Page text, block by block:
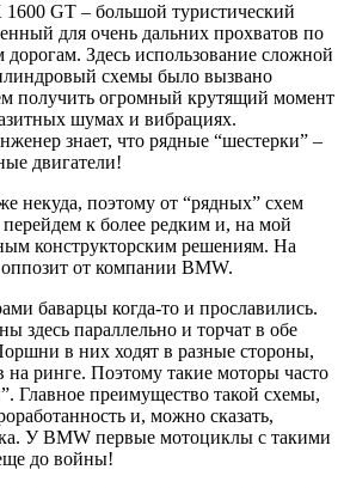
GT – большой туристический
для очень дальних прохватов по
Здесь использование сложной
схемы было вызвано
получить огромный крутящий момент
шумах и вибрациях.
знает, что рядные “шестерки” –
двигатели!
некуда, поэтому от “рядных” схем
перейдем к более редким и, на мой
конструкторским решениям. На
от компании BMW.
баварцы когда-то и прославились.
здесь параллельно и торчат в обе
в них ходят в разные стороны,
на ринге. Поэтому такие моторы часто
Главное преимущество такой схемы,
и, можно сказать,
У BMW первые мотоциклы с такими
до войны!